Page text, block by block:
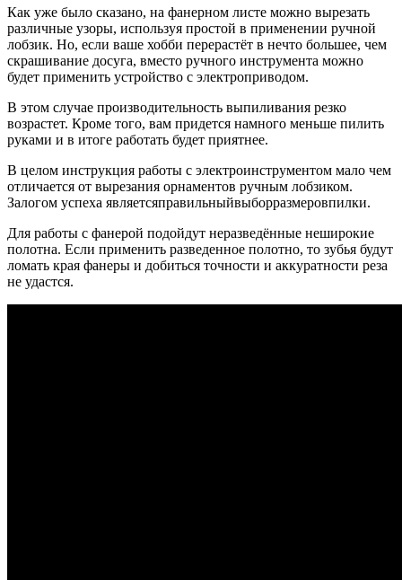
Как уже было сказано, на фанерном листе можно вырезать
различные узоры, используя простой в применении ручной
лобзик. Но, если ваше хобби перерастёт в нечто большее, чем
скрашивание досуга, вместо ручного инструмента можно
будет применить устройство с электроприводом.
В этом случае производительность выпиливания резко
возрастет. Кроме того, вам придется намного меньше пилить
руками и в итоге работать будет приятнее.
В целом инструкция работы с электроинструментом мало чем
отличается от вырезания орнаментов ручным лобзиком.
Залогом успеха являетсяправильныйвыборразмеровпилки.
Для работы с фанерой подойдут неразведённые неширокие
полотна. Если применить разведенное полотно, то зубья будут
ломать края фанеры и добиться точности и аккуратности реза
не удастся.